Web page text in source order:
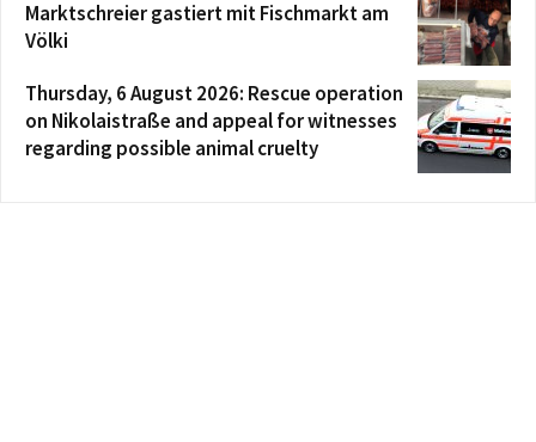
Marktschreier gastiert mit Fischmarkt am
Völki
Thursday, 6 August 2026: Rescue operation
on Nikolaistraße and appeal for witnesses
regarding possible animal cruelty